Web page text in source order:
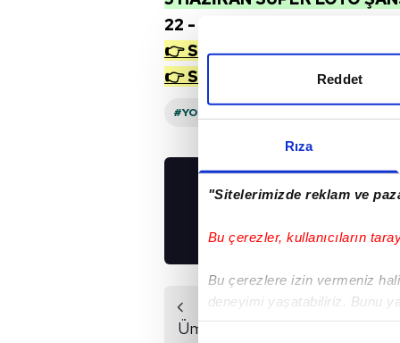
Rıza
"Sitelerimizde reklam ve
Bu çerezler, kullanıcıların
Bu çerezlere izin vermeniz
deneyimi yaşatabiliriz. Bunu
Reddet
22 - 32 - 37 - 38 - 49 - 50
👉 Süper Loto5 Haziran
👉 Süper Loto TÜM
#YOUTUBE
Önceki Haber
Ümit Millililer Karadağ